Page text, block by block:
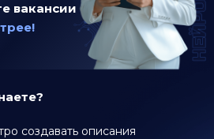
вакансии
создавать описания